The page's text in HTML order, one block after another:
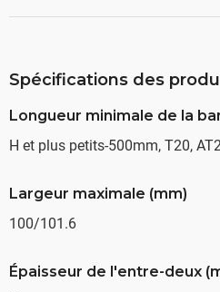
Spécifications des
Longueur minimale de la
H et plus petits-500mm, T20,
Largeur maximale (mm)
100/101.6
Épaisseur de l'entre-deux